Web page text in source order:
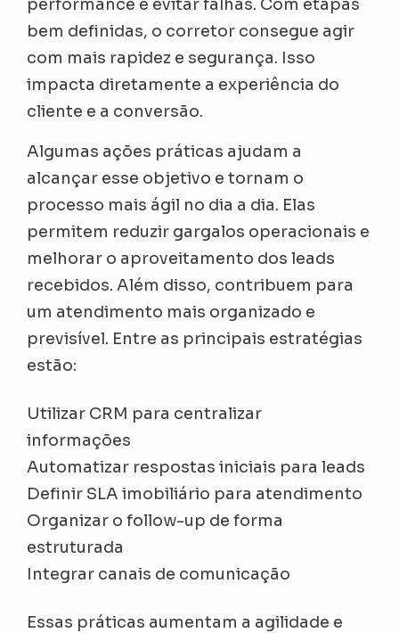
performance e evitar falhas. Com etapas
bem definidas, o corretor consegue agir
com mais rapidez e segurança. Isso
impacta diretamente a experiência do
cliente e a conversão.
Algumas ações práticas ajudam a
alcançar esse objetivo e tornam o
processo mais ágil no dia a dia. Elas
permitem reduzir gargalos operacionais e
melhorar o aproveitamento dos leads
recebidos. Além disso, contribuem para
um atendimento mais organizado e
previsível. Entre as principais estratégias
estão:
Utilizar CRM para centralizar
informações
Automatizar respostas iniciais para leads
Definir SLA imobiliário para atendimento
Organizar o follow-up de forma
estruturada
Integrar canais de comunicação
Essas práticas aumentam a agilidade e